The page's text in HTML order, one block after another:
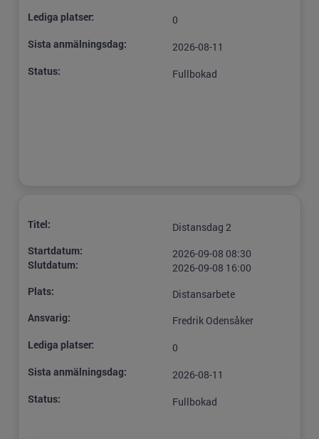
Lediga platser:
0
Sista anmälningsdag:
2026-08-11
Status:
Fullbokad
Titel:
Distansdag 2
Startdatum:
Slutdatum:
2026-09-08 08:30
2026-09-08 16:00
Plats:
Distansarbete
Ansvarig:
Fredrik Odensåker
Lediga platser:
0
Sista anmälningsdag:
2026-08-11
Status:
Fullbokad